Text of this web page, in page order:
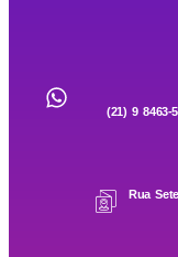
(21) 9 8463-
Rua